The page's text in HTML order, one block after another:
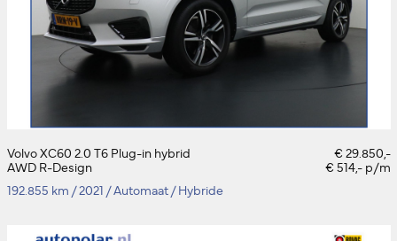
Volvo XC60 2.0 T6 Plug-in hybrid
AWD R-Design
€ 29.850,-
€ 514,- p/m
192.855 km /2021 /Automaat /Hybride